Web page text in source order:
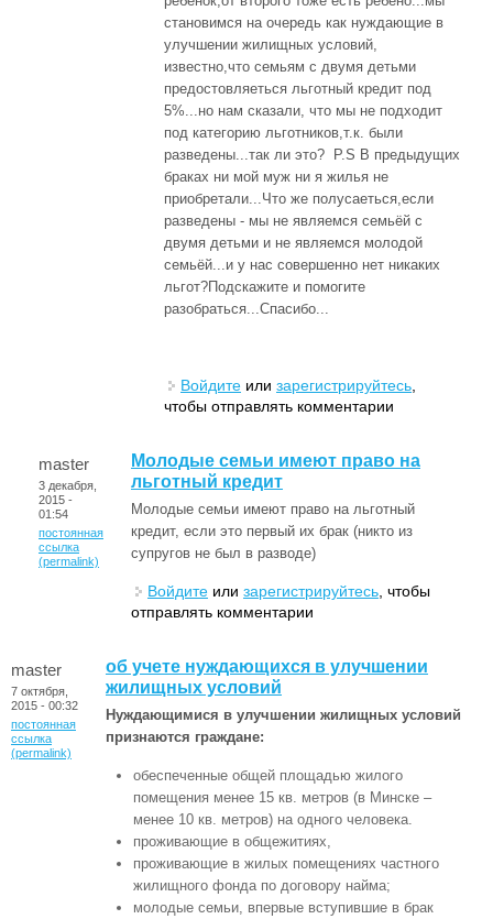
становимся на очередь как нуждающие в
улучшении жилищных условий,
известно,что семьям с двумя детьми
предостовляеться льготный кредит под
5%...но нам сказали, что мы не подходит
под категорию льготников,т.к. были
разведены...так ли это? P.S В предыдущих
браках ни мой муж ни я жилья не
приобретали...Что же полусаеться,если
разведены - мы не являемся семьёй с
двумя детьми и не являемся молодой
семьёй...и у нас совершенно нет никаких
льгот?Подскажите и помогите
разобраться...Спасибо...
Войдите или зарегистрируйтесь
чтобы отправлять комментарии
master
3 декабря,
2015 -
01:54
постоянная
ссылка
(permalink)
Молодые семьи имеют право на
льготный кредит
Молодые семьи имеют право на льготный
кредит, если это первый их брак (никто из
супругов не был в разводе)
Войдите или зарегистрируйтесь , чтобы
отправлять комментарии
master
7 октября,
2015 - 00:32
постоянная
ссылка
(permalink)
об учете нуждающихся в улучшении
жилищных условий
Нуждающимися в улучшении жилищных условий
признаются граждане:
обеспеченные общей площадью жилого
помещения менее 15 кв. метров (в Минске –
менее 10 кв. метров) на одного человека.
проживающие в общежитиях,
проживающие в жилых помещениях частного
жилищного фонда по договору найма;
молодые семьи, впервые вступившие в брак